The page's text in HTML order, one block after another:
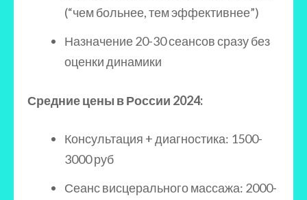
(“чем больнее, тем эффективнее”)
Назначение 20-30 сеансов сразу без
оценки динамики
Средние цены в России 2024:
Консультация + диагностика: 1500-
3000 руб
Сеанс висцерального массажа: 2000-